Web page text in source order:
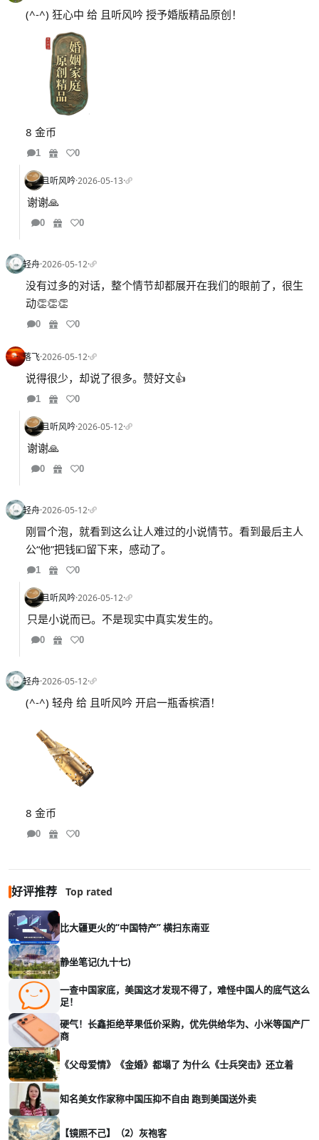
(^-^) 狂心中 给 且听风吟 授予婚版精品原创！
8 金币
1 0
且听风吟·2026-05-13·
谢谢🙏
0 0
轻舟·2026-05-12·
没有过多的对话，整个情节却都展开在我们的眼前了，很生
动👏👏👏
0 0
落飞·2026-05-12·
说得很少，却说了很多。赞好文👍
1 0
且听风吟·2026-05-12·
谢谢🙏
0 0
轻舟·2026-05-12·
刚冒个泡，就看到这么让人难过的小说情节。看到最后主人
公“他”把钱💴留下来，感动了。
1 0
且听风吟·2026-05-12·
只是小说而已。不是现实中真实发生的。
0 0
轻舟·2026-05-12·
(^-^) 轻舟 给 且听风吟 开启一瓶香槟酒！
8 金币
0 0
好评推荐 Top rated
比大疆更火的“中国特产” 横扫东南亚
静坐笔记(九十七)
一查中国家底，美国这才发现不得了，难怪中国人的底气这么
足！
硬气！长鑫拒绝苹果低价采购，优先供给华为、小米等国产厂
商
《父母爱情》《金婚》都塌了 为什么《士兵突击》还立着
知名美女作家称中国压抑不自由 跑到美国送外卖
【镜照不己】（2）灰袍客